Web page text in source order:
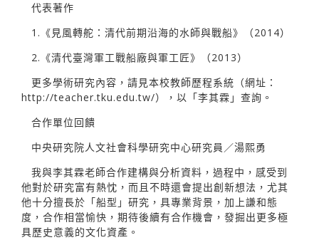
代表著作
1.《見風轉舵：清代前期沿海的水師與戰船》（2014）
2.《清代臺灣軍工戰船廠與軍工匠》（2013）
更多學術研究內容，請見本校教師歷程系統（網址：
http://teacher.tku.edu.tw/），以「李其霖」查詢。
合作單位回饋
中央研究院人文社會科學研究中心研究員／湯熙勇
我與李其霖老師合作建構與分析資料，過程中，感受到
他對於研究富有熱忱，而且不時還會提出創新想法，尤其
他十分擅長於「船型」研究，具專業背景，加上謙和態
度，合作相當愉快，期待後續有合作機會，發掘出更多極
具歷史意義的文化資產。